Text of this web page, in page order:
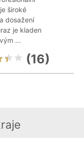
široké
dosažení
je kladen
...
(16)